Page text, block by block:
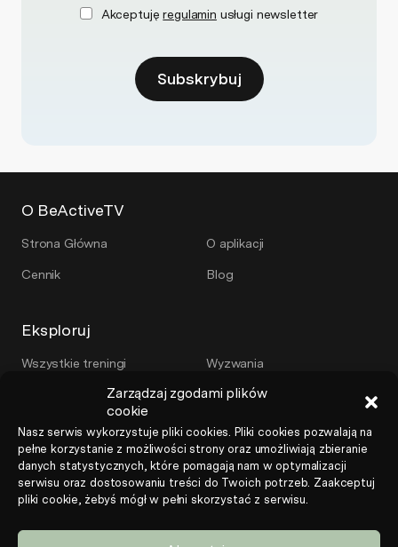
Zarządzaj zgodami plików
cookie
Nasz serwis wykorzystuje pliki cookies. Pliki cookies pozwalają na
pełne korzystanie z możliwości strony oraz umożliwiają zbieranie
danych statystycznych, które pomagają nam w optymalizacji
serwisu oraz dostosowaniu treści do Twoich potrzeb. Zaakceptuj
pliki cookie, żebyś mógł w pełni skorzystać z serwisu.
Akceptujęregulamin usługi newsletter
Subskrybuj
O BeActiveTV
Strona Główna O aplikacji
Cennik Blog
Eksploruj
Wszystkie treningi Wyzwania
Plany treningowe Serie
Trenerzy
Więcej